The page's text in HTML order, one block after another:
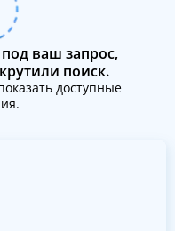
ваш запрос,
поиск.
доступные